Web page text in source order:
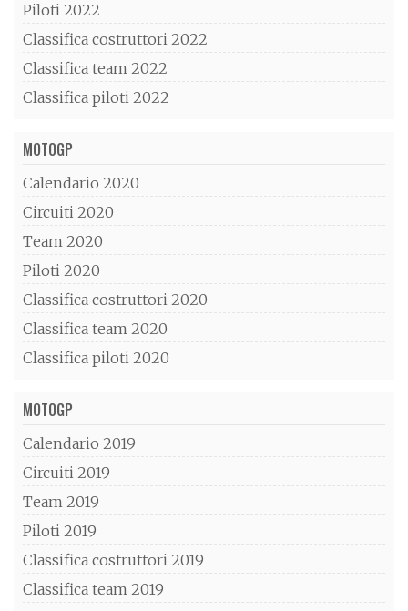
Piloti 2022
Classifica costruttori 2022
Classifica team 2022
Classifica piloti 2022
MOTOGP
Calendario 2020
Circuiti 2020
Team 2020
Piloti 2020
Classifica costruttori 2020
Classifica team 2020
Classifica piloti 2020
MOTOGP
Calendario 2019
Circuiti 2019
Team 2019
Piloti 2019
Classifica costruttori 2019
Classifica team 2019